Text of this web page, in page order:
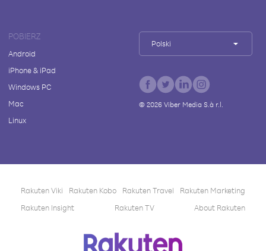
POBIERZ
Android
iPhone & iPad
Windows PC
Mac
Linux
Polski
© 2026Viber Media S.à r.l.
Rakuten Viki Rakuten Kobo Rakuten Travel
Rakuten Marketing
Rakuten Insight
Rakuten TV About Rakuten